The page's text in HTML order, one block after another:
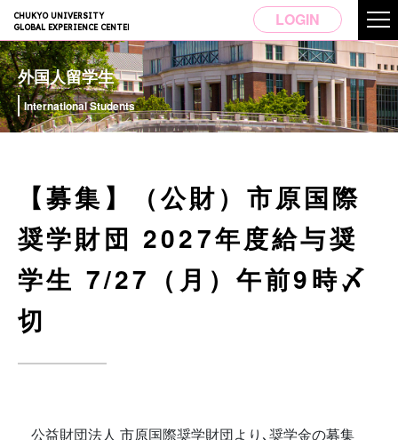
CHUKYO UNIVERSITY
GLOBAL EXPERIENCE CENTER LOGIN
外国人留学生
International Students
【募集】（公財）市原国際
奨学財団 2027年度給与奨
学生 7/27（月）午前9時〆
切
公益財団法人 市原国際奨学財団より､奨学金の募集